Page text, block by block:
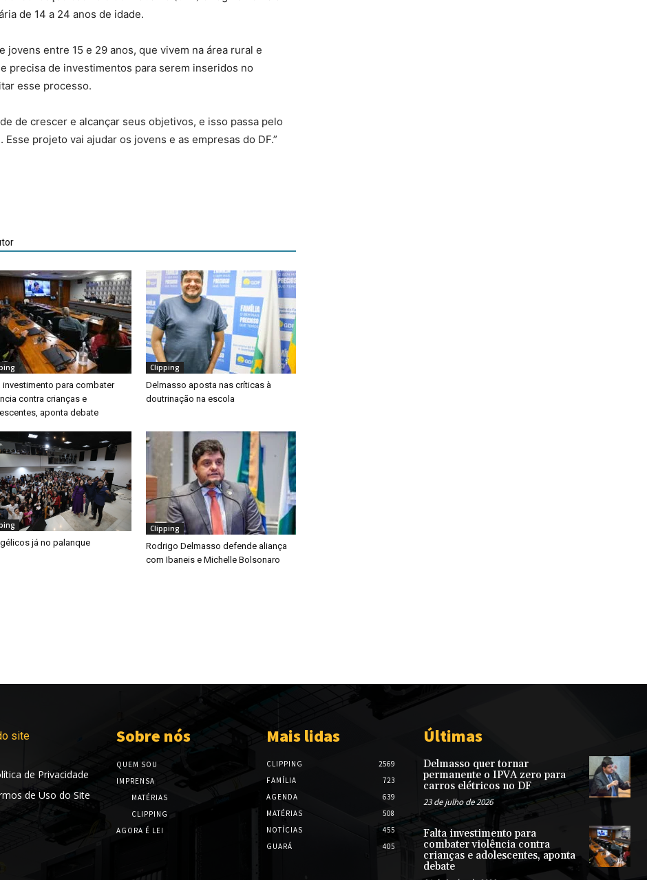
de 14 a 24 anos de idade.
jovens entre 15 e 29 anos, que vivem na área rural e
precisa de investimentos para serem inseridos no
esse processo.
de crescer e alcançar seus objetivos, e isso passa pelo
projeto vai ajudar os jovens e as empresas do DF.”
investimento para combater
contra crianças e
aponta debate
Clipping
Delmasso aposta nas críticas à
doutrinação na escola
já no palanque
Clipping
Rodrigo Delmasso defende aliança
com Ibaneis e Michelle Bolsonaro
site
de Privacidade
de Uso do Site
Sobre nós
QUEM SOU
IMPRENSA
MATÉRIAS
CLIPPING
AGORA É LEI
Mais lidas
CLIPPING
2569
FAMÍLIA
723
AGENDA
639
MATÉRIAS
508
NOTÍCIAS
455
GUARÁ
405
Últimas
Delmasso quer tornar
permanente o IPVA zero para
carros elétricos no DF
23 de julho de 2026
Falta investimento para
combater violência contra
crianças e adolescentes, aponta
debate